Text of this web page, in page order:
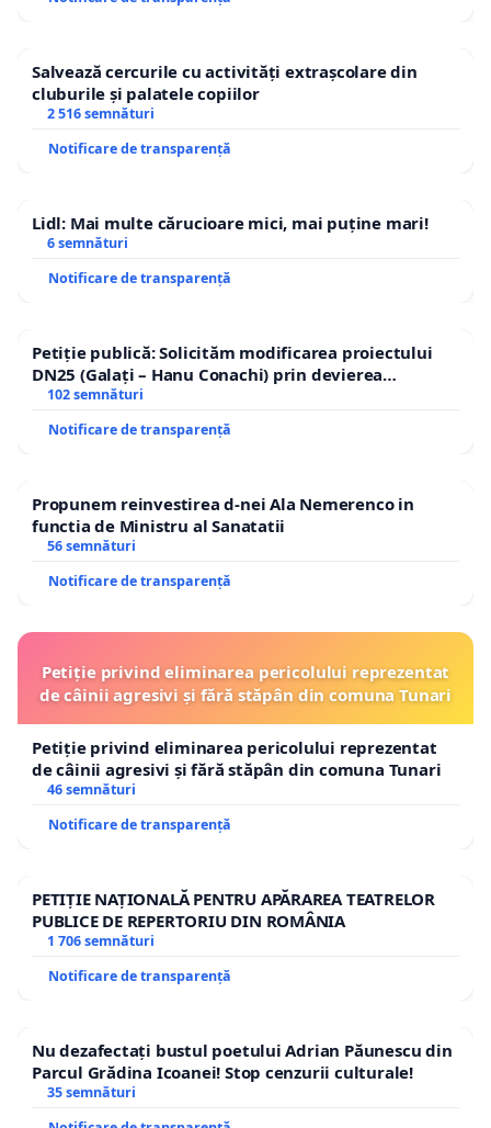
Salvează cercurile cu activități extrașcolare din
cluburile și palatele copiilor
2 516 semnături
Notificare de transparență
Lidl: Mai multe cărucioare mici, mai puține mari!
6 semnături
Notificare de transparență
Petiție publică: Solicităm modificarea proiectului
DN25 (Galați – Hanu Conachi) prin devierea
traseului în afara localităților!
102 semnături
Notificare de transparență
Propunem reinvestirea d-nei Ala Nemerenco in
functia de Ministru al Sanatatii
56 semnături
Notificare de transparență
Petiție privind eliminarea pericolului reprezentat
de câinii agresivi și fără stăpân din comuna Tunari
Petiție privind eliminarea pericolului reprezentat
de câinii agresivi și fără stăpân din comuna Tunari
46 semnături
Notificare de transparență
PETIȚIE NAȚIONALĂ PENTRU APĂRAREA TEATRELOR
PUBLICE DE REPERTORIU DIN ROMÂNIA
1 706 semnături
Notificare de transparență
Nu dezafectați bustul poetului Adrian Păunescu din
Parcul Grădina Icoanei! Stop cenzurii culturale!
35 semnături